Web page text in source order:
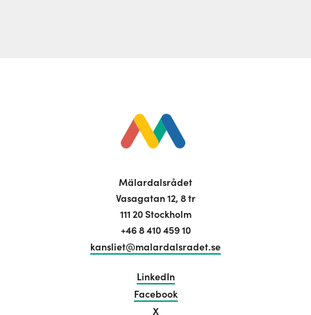
Mälardalsrådet
Vasagatan 12, 8 tr
111 20 Stockholm
+46 8 410 459 10
kansliet@malardalsradet.se
LinkedIn
Facebook
X